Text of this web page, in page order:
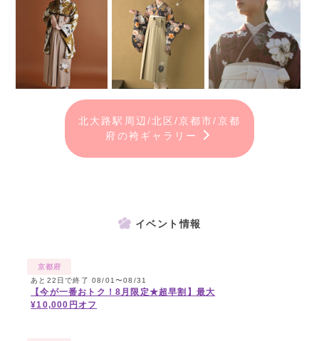
北大路駅周辺/北区/京都市/京都
府の袴ギャラリー
イベント情報
京都府
あと22日で終了 08/01〜08/31
【今が一番おトク！8月限定★超早割】最大
¥10,000円オフ